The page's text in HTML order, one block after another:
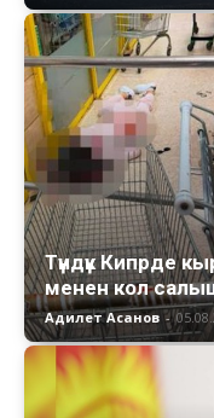
Түндүк Кипрде
менен кол
Адилет Асанов -